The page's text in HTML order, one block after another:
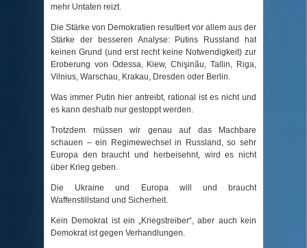
mehr Untaten reizt.
Die Stärke von Demokratien resultiert vor allem aus der
Stärke der besseren Analyse: Putins Russland hat
keinen Grund (und erst recht keine Notwendigkeit) zur
Eroberung von Odessa, Kiew, Chişinău, Tallin, Riga,
Vilnius, Warschau, Krakau, Dresden oder Berlin.
Was immer Putin hier antreibt, rational ist es nicht und
es kann deshalb nur gestoppt werden.
Trotzdem müssen wir genau auf das Machbare
schauen – ein Regimewechsel in Russland, so sehr
Europa den braucht und herbeisehnt, wird es nicht
über Krieg geben.
Die Ukraine und Europa will und braucht
Waffenstillstand und Sicherheit.
Kein Demokrat ist ein „Kriegstreiber“, aber auch kein
Demokrat ist gegen Verhandlungen.